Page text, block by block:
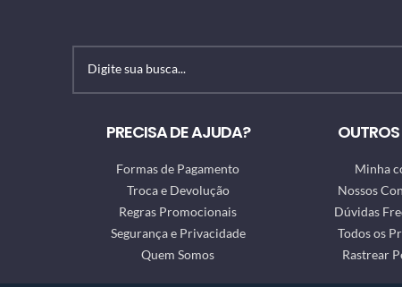
PRECISA DE AJUDA?
Formas de Pagamento
Troca e Devolução
Regras Promocionais
Segurança e Privacidade
Quem Somos
Minha
Nossos
Dúvidas
Todos os
Rastrear